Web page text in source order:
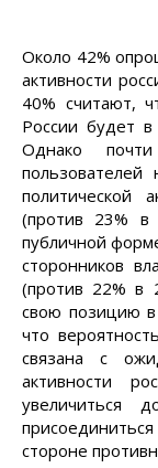
Около 42%
активности
40% считают,
России будет
Однако
пользователей
политической
(против 23% в
публичной
сторонников
(против 22% в
свою позицию в
что
связана с
активности
увеличиться
стороне